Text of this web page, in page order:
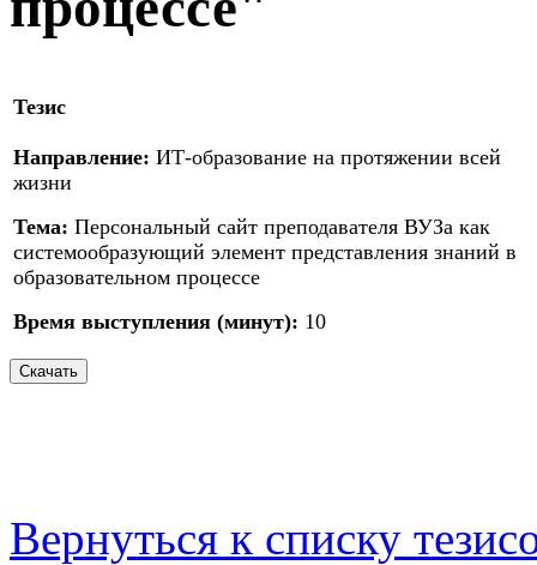
Тезис
Направление: ИТ-образование на протяжении всей
жизни
Тема: Персональный сайт преподавателя ВУЗа как
системообразующий элемент представления знаний в
образовательном процессе
Время выступления (минут): 10
Вернуться к списку